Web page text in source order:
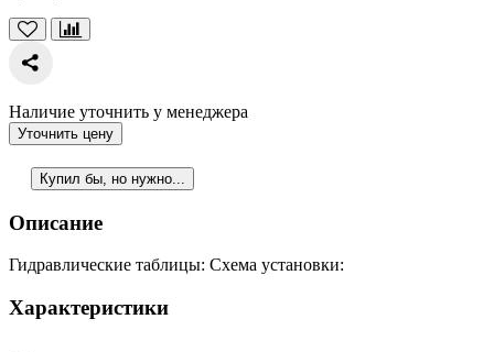
Наличие уточнить у менеджера
Уточнить цену
Купил бы, но нужно...
Описание
Гидравлические таблицы: Схема установки:
Характеристики